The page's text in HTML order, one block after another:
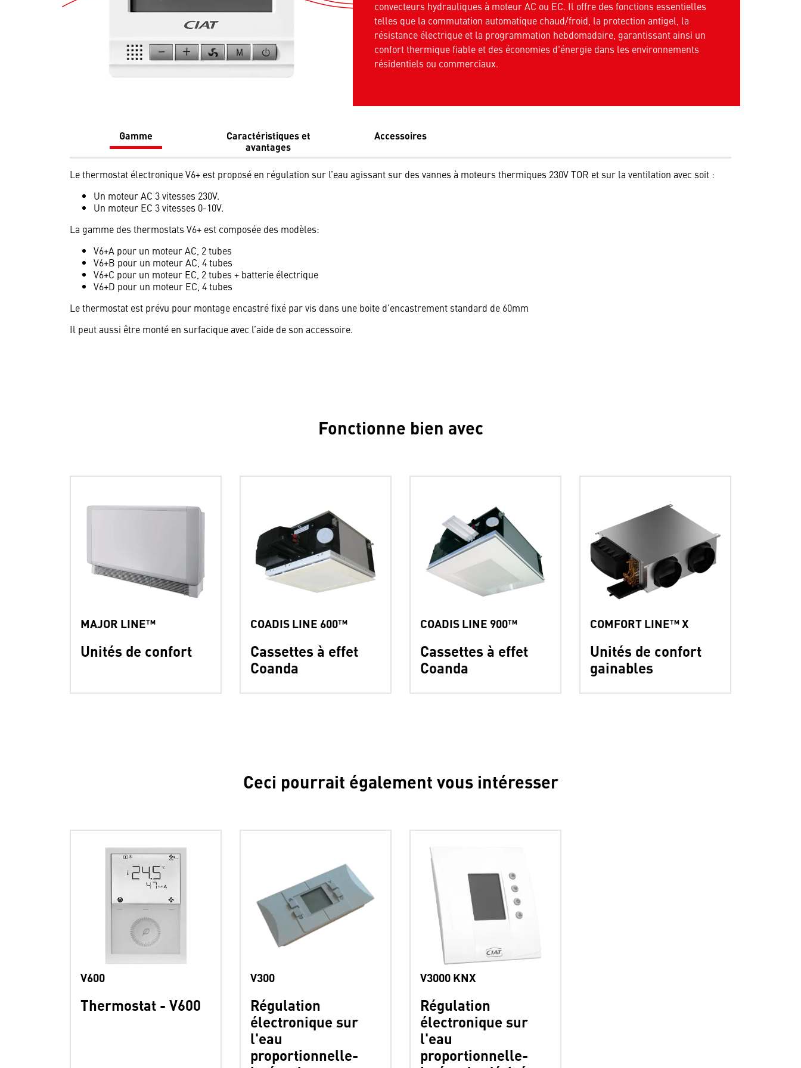
convecteurs hydrauliques à moteur AC ou EC. Il offre des fonctions essentielles
telles que la commutation automatique chaud/froid, la protection antigel, la
résistance électrique et la programmation hebdomadaire, garantissant ainsi un
confort thermique fiable et des économies d'énergie dans les environnements
résidentiels ou commerciaux.
Gamme
Caractéristiques et
avantages
Accessoires
Le thermostat électronique V6+ est proposé en régulation sur l’eau agissant sur des vannes à moteurs thermiques 230V TOR et sur la ventilation avec soit :
Un moteur AC 3 vitesses 230V.
Un moteur EC 3 vitesses 0-10V.
La gamme des thermostats V6+ est composée des modèles:
V6+A pour un moteur AC, 2 tubes
V6+B pour un moteur AC, 4 tubes
V6+C pour un moteur EC, 2 tubes + batterie électrique
V6+D pour un moteur EC, 4 tubes
Le thermostat est prévu pour montage encastré fixé par vis dans une boite d’encastrement standard de 60mm
Il peut aussi être monté en surfacique avec l’aide de son accessoire.
Fonctionne bien avec
Unités de confort
MAJOR LINE™
Cassettes à effet
Coanda
COADIS LINE 600™
Cassettes à effet
Coanda
COADIS LINE 900™
Unités de confort
gainables
COMFORT LINE™ X
Ceci pourrait également vous intéresser
Thermostat - V600
V600
Régulation
électronique sur
l'eau
proportionnelle-
V300
Régulation
électronique sur
l'eau
proportionnelle-
V3000 KNX